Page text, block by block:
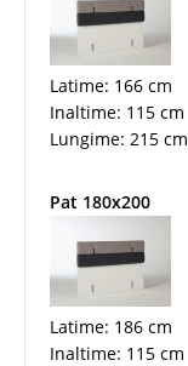
Latime: 166 cm
Inaltime: 115 cm
Lungime: 215 cm
Pat 180x200
Latime: 186 cm
Inaltime: 115 cm